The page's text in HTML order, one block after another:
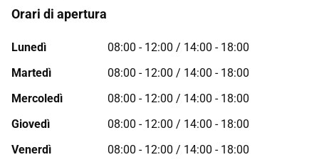
Orari di apertura
Lunedì
08:00 - 12:00 / 14:00 - 18:00
Martedì
08:00 - 12:00 / 14:00 - 18:00
Mercoledì
08:00 - 12:00 / 14:00 - 18:00
Giovedì
08:00 - 12:00 / 14:00 - 18:00
Venerdì
08:00 - 12:00 / 14:00 - 18:00